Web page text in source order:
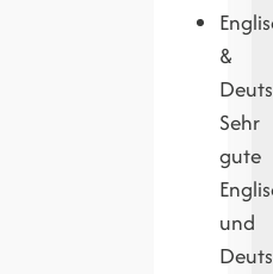
&
Sehr
gute
und